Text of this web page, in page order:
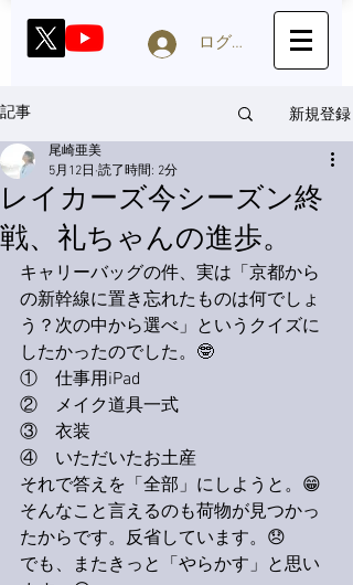
ログイン
記事 新規登録
レイカーズ今シーズン終
戦、礼ちゃんの進歩。
尾崎亜美
5月12日 読了時間: 2分
キャリーバッグの件、実は「京都から
の新幹線に置き忘れたものは何でしょ
う？次の中から選べ」というクイズに
したかったのでした。🤓
①　仕事用iPad
②　メイク道具一式
③　衣装
④　いただいたお土産
それで答えを「全部」にしようと。😁
そんなこと言えるのも荷物が見つかっ
たからです。反省しています。😞
でも、またきっと「やらかす」と思い